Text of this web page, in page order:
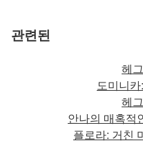
관련된
헤
도미니
헤
안나의 매혹적
플로라: 거친